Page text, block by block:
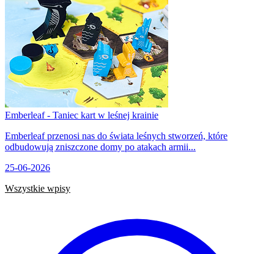
Emberleaf - Taniec kart w leśnej krainie
Emberleaf przenosi nas do świata leśnych stworzeń, które
odbudowują zniszczone domy po atakach armii...
25-06-2026
Wszystkie wpisy